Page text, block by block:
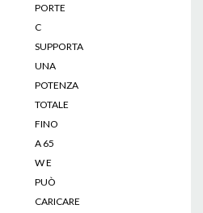
PORTE
C
SUPPORTA
UNA
POTENZA
TOTALE
FINO
A 65
W E
PUÒ
CARICARE